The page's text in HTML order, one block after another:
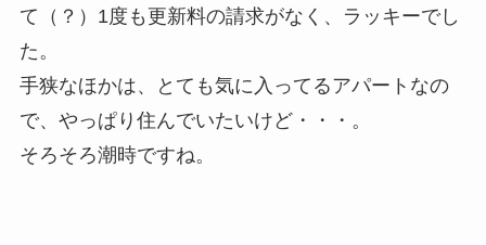
て（？）1度も更新料の請求がなく、ラッキーでし
た。
手狭なほかは、とても気に入ってるアパートなの
で、やっぱり住んでいたいけど・・・。
そろそろ潮時ですね。